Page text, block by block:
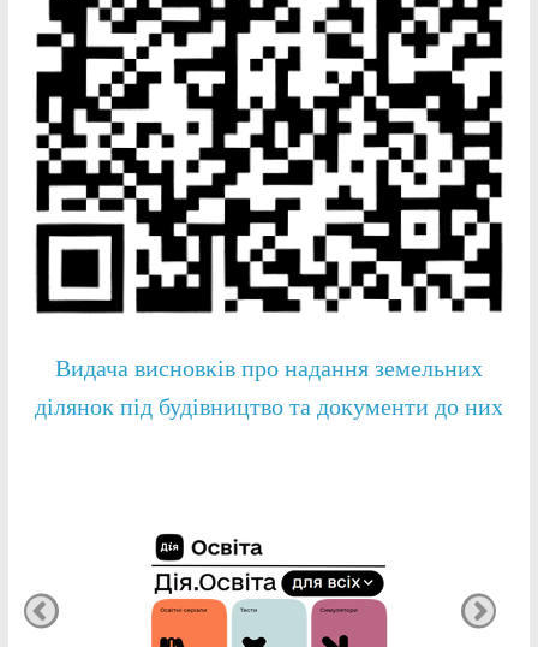
Видача висновків про надання земельних
ділянок під будівництво та документи до них